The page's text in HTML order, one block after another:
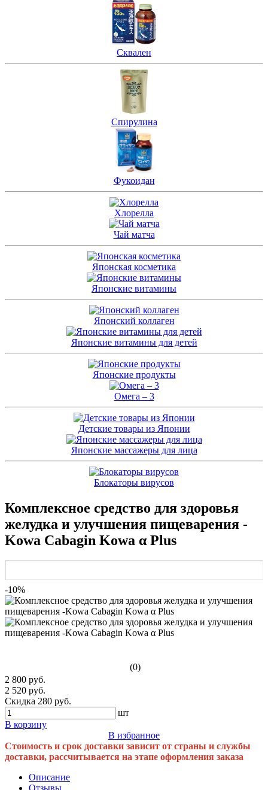
Сквален
Спирулина
Фукоидан
Хлорелла
Чай матча
Японская косметика
Японские витамины
Японский коллаген
Японские витамины для детей
Японские продукты
Омега – 3
Детские товары из Японии
Японские массажеры для лица
Блокаторы вирусов
Комплексное средство для здоровья
желудка и улучшения пищеварения -
Kowa Cabagin Kowa α Plus
-10%
(0)
2 800 руб.
2 520 руб.
Скидка 280 руб.
шт
В корзину
В избранное
Стоимость и срок доставки зависит от страны и службы
доставки, рассчитывается на этапе оформления заказа
Описание
Отзывы